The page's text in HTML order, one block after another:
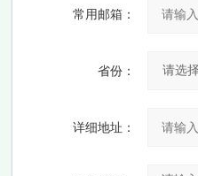
常用邮箱：
省份：
详细地址：